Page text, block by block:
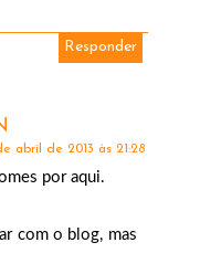
Responder
abril de 2013 às 21:28
por aqui.
com o blog, mas